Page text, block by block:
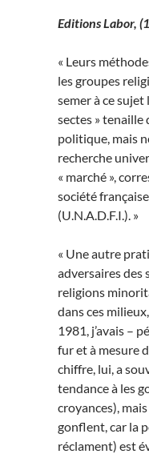
Editions Labor,
« Leurs
les groupes
semer à ce
sectes »
politique, mais
recherche
« marché »,
société
(U.N.A.D.F.I.). »
« Une autre
adversaires des
religions
dans ces
1981, j’avais –
fur et à mesure
chiffre, lui, a
tendance à les
croyances),
gonflent, car la
réclament) est